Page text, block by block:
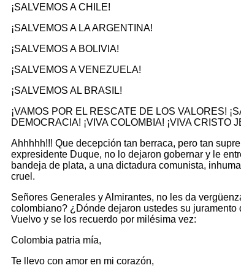
¡SALVEMOS A CHILE!
¡SALVEMOS A LA ARGENTINA!
¡SALVEMOS A BOLIVIA!
¡SALVEMOS A VENEZUELA!
¡SALVEMOS AL BRASIL!
¡VAMOS POR EL RESCATE DE LOS VALORES!
DEMOCRACIA! ¡VIVA COLOMBIA! ¡VIVA CRISTO
Ahhhhh!!! Que decepción tan berraca, pero tan
expresidente Duque, no lo dejaron gobernar y le
bandeja de plata, a una dictadura comunista,
cruel.
Señores Generales y Almirantes, no les da
colombiano? ¿Dónde dejaron ustedes su juramento
Vuelvo y se los recuerdo por milésima vez:
Colombia patria mía,
Te llevo con amor en mi corazón,